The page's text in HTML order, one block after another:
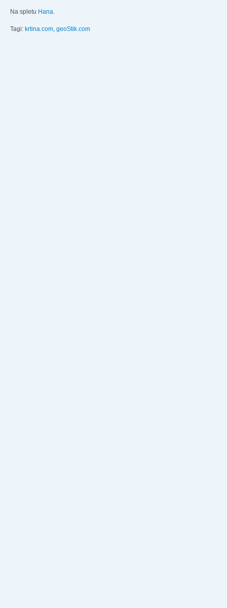
Na spletu Hana.
Tagi: krtina.com, geoStik.com